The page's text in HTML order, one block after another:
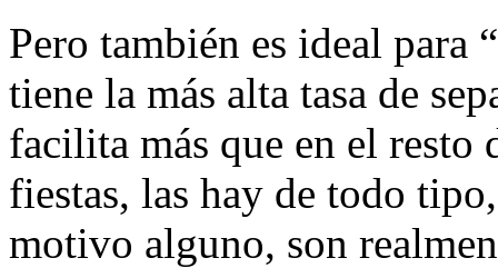
Pero también es ideal para
tiene la más alta tasa de
facilita más que en el resto
fiestas, las hay de todo
motivo alguno, son